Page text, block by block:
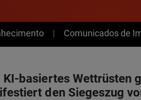
Comunicados de
basiertes Wettrüsten
den Siegeszug